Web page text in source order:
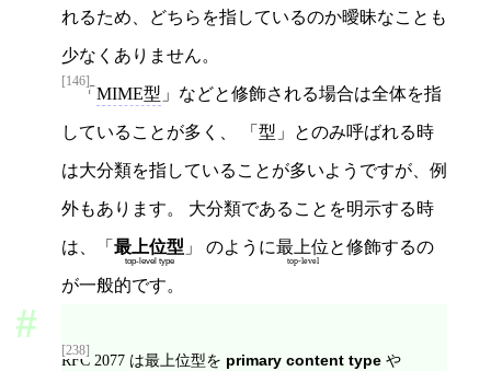
れるため、どちらを指しているのか曖昧なことも
少なくありません。
[146]
「 MIME型 」などと修飾される場合は全体を指
していることが多く、 「型」とのみ呼ばれる時
は大分類を指していることが多いようですが、例
外もあります。 大分類であることを明示する時
は、「 最上位型
top-level type
」 のように最上位
top-level
と修飾するの
が一般的です。
[238]
RFC 2077 は最上位型を primary content type や